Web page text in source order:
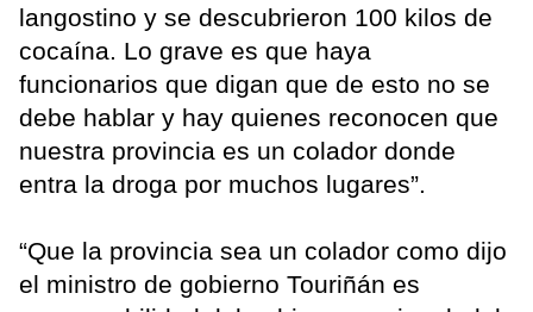
langostino y se descubrieron 100 kilos de
cocaína. Lo grave es que haya
funcionarios que digan que de esto no se
debe hablar y hay quienes reconocen que
nuestra provincia es un colador donde
entra la droga por muchos lugares”.
“Que la provincia sea un colador como dijo
el ministro de gobierno Touriñán es